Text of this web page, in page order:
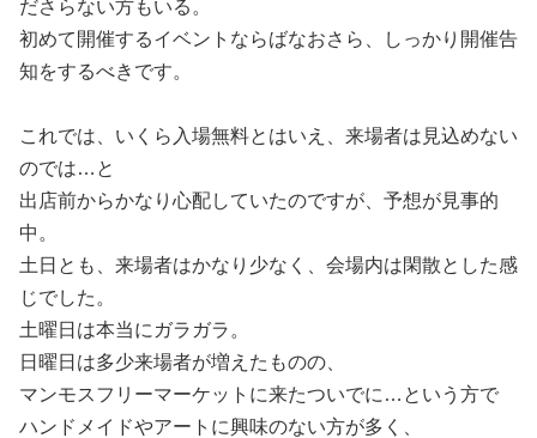
ださらない方もいる。
初めて開催するイベントならばなおさら、しっかり開催告
知をするべきです。
これでは、いくら入場無料とはいえ、来場者は見込めない
のでは…と
出店前からかなり心配していたのですが、予想が見事的
中。
土日とも、来場者はかなり少なく、会場内は閑散とした感
じでした。
土曜日は本当にガラガラ。
日曜日は多少来場者が増えたものの、
マンモスフリーマーケットに来たついでに…という方で
ハンドメイドやアートに興味のない方が多く、